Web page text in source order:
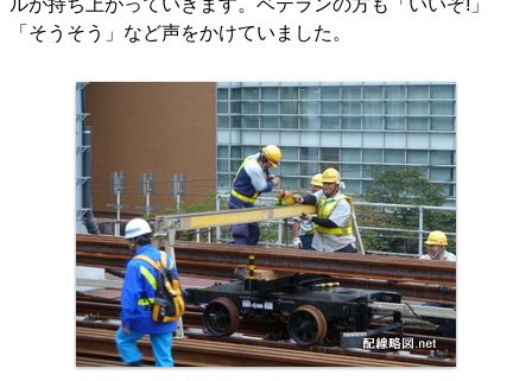
ルが持ち上がっていきます。ベテランの方も「いいぞ!」
「そうそう」など声をかけていました。